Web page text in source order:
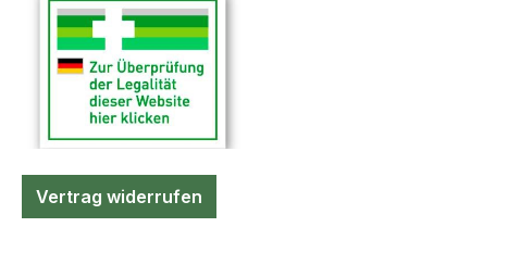
Vertrag widerrufen